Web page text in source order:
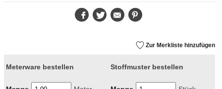
FacebookTwitter E-
Mail
Zur Merkliste hinzufügen
Meterware bestellen Stoffmuster bestellen